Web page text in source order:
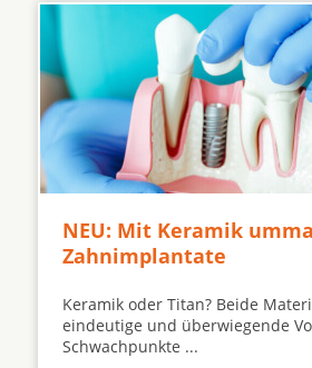
NEU: Mit Keramik
Zahnimplantate
Keramik oder Titan? Beide
eindeutige und überwiegende
Schwachpunkte ...